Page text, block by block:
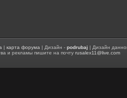
|карта форума | Дизайн -podrubaj | Дизайн
и рекламы пишите на почтуrusalex11@live.com